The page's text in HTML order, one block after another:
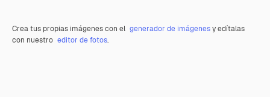
Crea tus propias imágenes con el generador de imágenesy edítalas
con nuestro editor de fotos.